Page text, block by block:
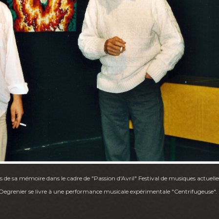
de sa mémoire dans le cadre de "Passion d'Avril" Festival de musiques
se livre à une performance musicale expérimentale "Centrifugeuse".